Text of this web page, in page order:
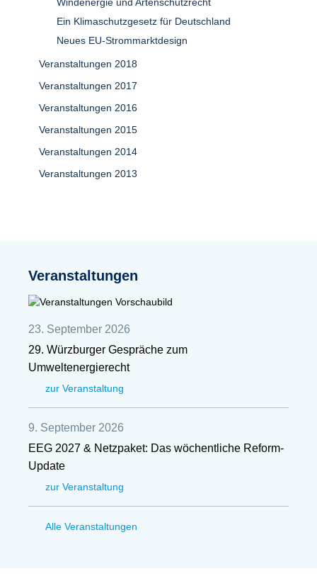
Ein Klimaschutzgesetz für Deutschland
Neues EU-Strommarktdesign
Veranstaltungen 2018
Veranstaltungen 2017
Veranstaltungen 2016
Veranstaltungen 2015
Veranstaltungen 2014
Veranstaltungen 2013
Veranstaltungen
23. September 2026
29. Würzburger Gespräche zum
Umweltenergierecht
zur Veranstaltung
9. September 2026
EEG 2027 & Netzpaket: Das wöchentliche Reform-
Update
zur Veranstaltung
Alle Veranstaltungen